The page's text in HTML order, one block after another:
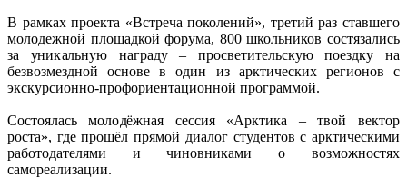
В рамках проекта «Встреча поколений», третий раз ставшего
молодежной площадкой форума, 800 школьников состязались
за уникальную награду – просветительскую поездку на
безвозмездной основе в один из арктических регионов с
экскурсионно-профориентационной программой.
Состоялась молодёжная сессия «Арктика – твой вектор
роста», где прошёл прямой диалог студентов с арктическими
работодателями и чиновниками о возможностях
самореализации.